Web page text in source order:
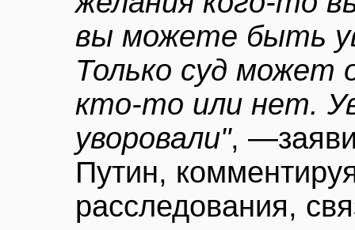
вы можете быть
Только суд может
кто-то или нет.
уворовали",
Путин,
расследования,